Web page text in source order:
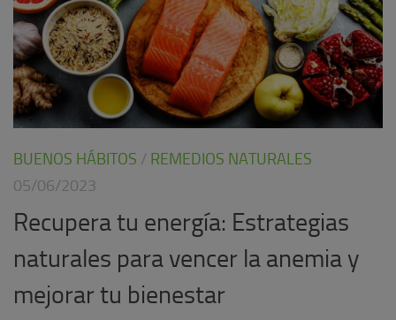
BUENOS HÁBITOS / REMEDIOS NATURALES
05/06/2023
Recupera tu energía: Estrategias
naturales para vencer la anemia y
mejorar tu bienestar